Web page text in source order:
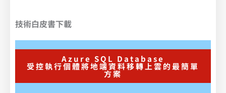
技術白皮書下載
Azure SQL Database
受控執行個體將地端資料移轉上雲的最簡單
方案